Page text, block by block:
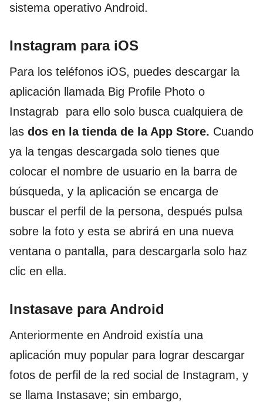
sistema operativo Android.
Instagram para iOS
Para los teléfonos iOS, puedes descargar la
aplicación llamada Big Profile Photo o
Instagrab para ello solo busca cualquiera de
las dos en la tienda de la App Store. Cuando
ya la tengas descargada solo tienes que
colocar el nombre de usuario en la barra de
búsqueda, y la aplicación se encarga de
buscar el perfil de la persona, después pulsa
sobre la foto y esta se abrirá en una nueva
ventana o pantalla, para descargarla solo haz
clic en ella.
Instasave para Android
Anteriormente en Android existía una
aplicación muy popular para lograr descargar
fotos de perfil de la red social de Instagram, y
se llama Instasave; sin embargo,